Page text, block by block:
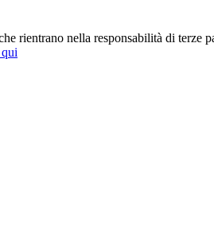
nella responsabilità di terze